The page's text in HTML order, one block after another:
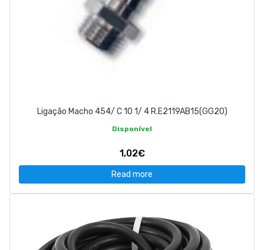
Ligação Macho 454/ C 10 1/ 4 R.E2119AB15(GG20)
Disponível
1,02€
Read more